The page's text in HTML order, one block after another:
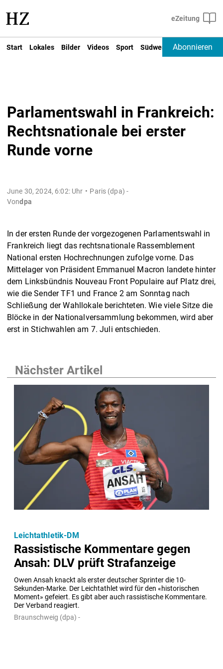
Start Lokales Bilder Videos Sport Südwest Deutschland
Abonnieren
Parlamentswahl in Frankreich:
Rechtsnationale bei erster
Runde vorne
June 30, 2024, 6:02: Uhr
Paris (dpa) -
Vondpa
In der ersten Runde der vorgezogenen Parlamentswahl in
Frankreich liegt das rechtsnationale Rassemblement
National ersten Hochrechnungen zufolge vorne. Das
Mittelager von Präsident Emmanuel Macron landete hinter
dem Linksbündnis Nouveau Front Populaire auf Platz drei,
wie die Sender TF1 und France 2 am Sonntag nach
Schließung der Wahllokale berichteten. Wie viele Sitze die
Blöcke in der Nationalversammlung bekommen, wird aber
erst in Stichwahlen am 7. Juli entschieden.
Nächster Artikel
Rassistische Kommentare gegen
Ansah: DLV prüft Strafanzeige
Owen Ansah knackt als erster deutscher Sprinter die 10-
Sekunden-Marke. Der Leichtathlet wird für den «historischen
Moment» gefeiert. Es gibt aber auch rassistische Kommentare.
Der Verband reagiert.
Leichtathletik-DM
Braunschweig (dpa) -